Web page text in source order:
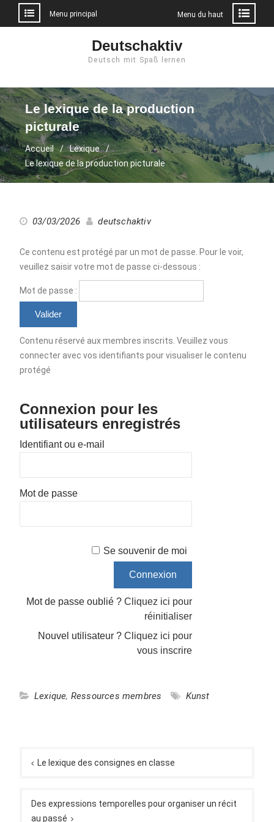
Menu principal Menu du haut
Deutschaktiv
Deutsch mit Spaß lernen
Le lexique de la production
picturale
Accueil
Lexique
Le lexique de la production picturale
03/03/2026 deutschaktiv
Ce contenu est protégé par un mot de passe. Pour le voir,
veuillez saisir votre mot de passe ci-dessous :
Mot de passe :
Contenu réservé aux membres inscrits. Veuillez vous
connecter avec vos identifiants pour visualiser le contenu
protégé
Connexion pour les
utilisateurs enregistrés
Identifiant ou e-mail
Mot de passe
Se souvenir de moi
Mot de passe oublié ?Cliquez ici pour
réinitialiser
Nouvel utilisateur ?Cliquez ici pour
vous inscrire
Lexique, Ressources membres Kunst
de Le lexique des consignes en classe
Des expressions temporelles pour organiser un récit
au passé